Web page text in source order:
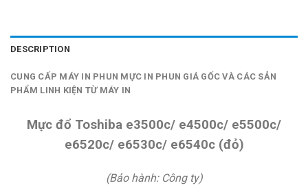
DESCRIPTION
CUNG CẤP MÁY IN PHUN MỰC IN PHUN GIÁ GỐC VÀ CÁC SẢN
PHẨM LINH KIỆN TỪ MÁY IN
Mực đổ Toshiba e3500c/ e4500c/ e5500c/
e6520c/ e6530c/ e6540c (đỏ)
(Bảo hành: Công ty)